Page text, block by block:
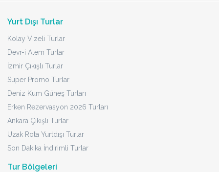
Yurt Dışı Turlar
Kolay Vizeli Turlar
Devr-i Alem Turlar
İzmir Çıkışlı Turlar
Süper Promo Turlar
Deniz Kum Güneş Turları
Erken Rezervasyon 2026 Turları
Ankara Çıkışlı Turlar
Uzak Rota Yurtdışı Turlar
Son Dakika İndirimli Turlar
Tur Bölgeleri